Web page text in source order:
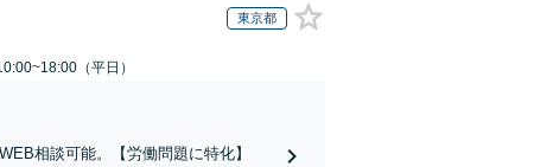
東京都
（平日）
相談可能。【労働問題に特化】